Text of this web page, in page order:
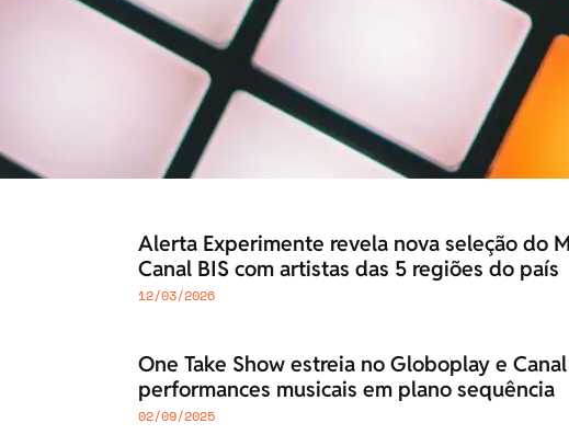
Alerta Experimente revela nova seleção do
Canal BIS com artistas das 5 regiões do país
12/03/2026
One Take Show estreia no Globoplay e
performances musicais em plano sequência
02/09/2025